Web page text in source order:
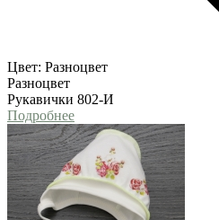
Цвет: Разноцвет
Разноцвет
Рукавички 802-И
Подробнее